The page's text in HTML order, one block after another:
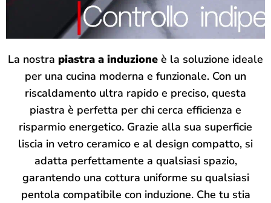
La nostra piastra a induzione è la soluzione ideale
per una cucina moderna e funzionale. Con un
riscaldamento ultra rapido e preciso, questa
piastra è perfetta per chi cerca efficienza e
risparmio energetico. Grazie alla sua superficie
liscia in vetro ceramico e al design compatto, si
adatta perfettamente a qualsiasi spazio,
garantendo una cottura uniforme su qualsiasi
pentola compatibile con induzione. Che tu stia